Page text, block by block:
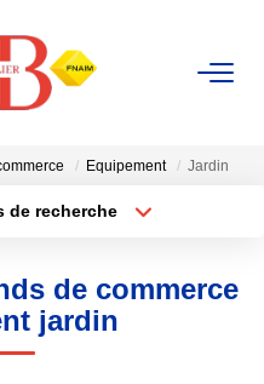
Equipement Jardin
de recherche
Surface min
de commerce
jardin